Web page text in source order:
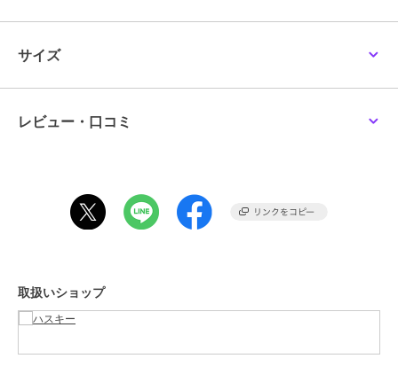
ダウンしてくれます。
ズでした。
汗や雨などで濡れた場合、色移りする場合がございます。革の品質保
持のため、できるだけ濡らさないようご注意下さい。
ブランド ハスキー
サイズ
レビュー・口コミ
取扱いショップ